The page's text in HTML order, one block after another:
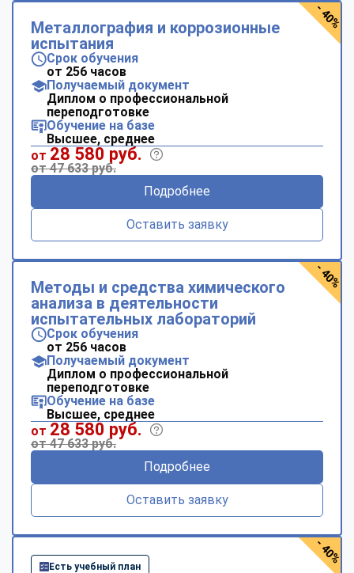
Металлография и коррозионные
испытания
Срок обучения
от 256 часов
Получаемый документ
Диплом о профессиональной
переподготовке
Обучение на базе
Высшее, среднее
от 28 580 руб.
от 47 633 руб.
Подробнее
Оставить заявку
- 40%
Методы и средства химического
анализа в деятельности
испытательных лабораторий
Срок обучения
от 256 часов
Получаемый документ
Диплом о профессиональной
переподготовке
Обучение на базе
Высшее, среднее
от 28 580 руб.
от 47 633 руб.
Подробнее
Оставить заявку
- 40%
Есть учебный план
- 40%